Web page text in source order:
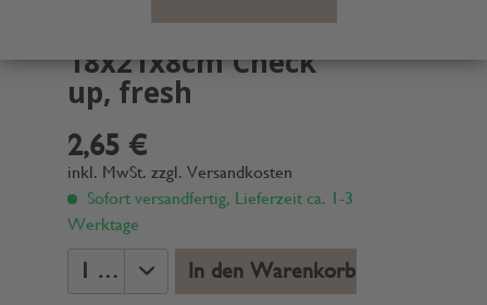
Geschenktasche
18x21x8cm Check
up, fresh
2,65 €
inkl. MwSt. zzgl. Versandkosten
Sofort versandfertig, Lieferzeit ca. 1-3
Werktage
In den Warenkorb